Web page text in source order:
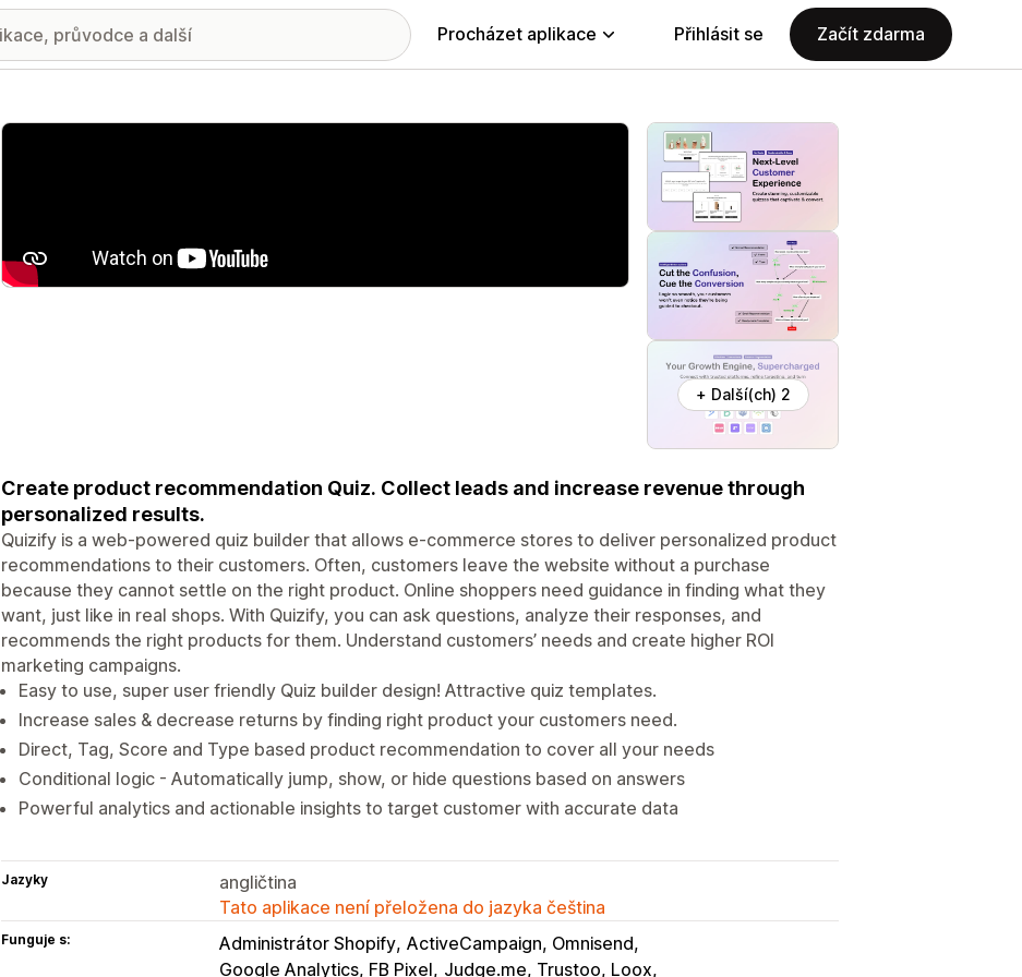
Procházet aplikace Přihlásit se Začít zdarma
Galerie propagovaných obrázků
+ Další(ch) 2
Create product recommendation Quiz. Collect leads and increase revenue through
personalized results.
Quizify is a web-powered quiz builder that allows e-commerce stores to deliver personalized product
recommendations to their customers. Often, customers leave the website without a purchase
because they cannot settle on the right product. Online shoppers need guidance in finding what they
want, just like in real shops. With Quizify, you can ask questions, analyze their responses, and
recommends the right products for them. Understand customers’ needs and create higher ROI
marketing campaigns.
Easy to use, super user friendly Quiz builder design! Attractive quiz templates.
Increase sales & decrease returns by finding right product your customers need.
Direct, Tag, Score and Type based product recommendation to cover all your needs
Conditional logic - Automatically jump, show, or hide questions based on answers
Powerful analytics and actionable insights to target customer with accurate data
Jazyky
angličtina
Tato aplikace není přeložena do jazyka čeština
Funguje s: Administrátor Shopify ActiveCampaign, Omnisend
Google Analytics, FB Pixel Judge.me, Trustoo, Loox